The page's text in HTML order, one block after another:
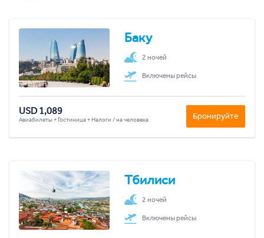
Баку
2 ночей
Включены рейсы
USD 1,089
Авиабилеты + Гостиница + Налоги / на человека Бронируйте
Тбилиси
2 ночей
Включены рейсы